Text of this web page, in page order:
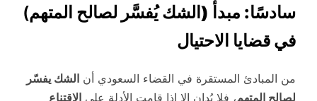
سادسًا: مبدأ (الشك يُفسَّر لصالح المتهم)
في قضايا الاحتيال
من المبادئ المستقرة في القضاء السعودي أن الشك يفسّر
لصالح المتهم، فلا يُدان إلا إذا قامت الأدلة على الاقتناع